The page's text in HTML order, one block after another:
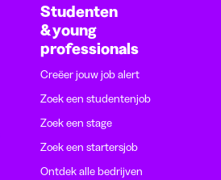
Studenten
& young
professionals
Creëer jouw job alert
Zoek een studentenjob
Zoek een stage
Zoek een startersjob
Ontdek alle bedrijven